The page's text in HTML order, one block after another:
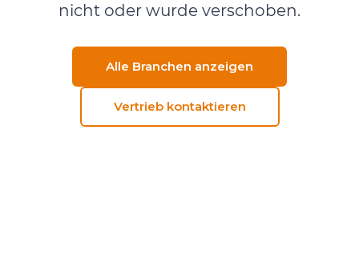
nicht oder wurde verschoben.
Alle Branchen anzeigen
Vertrieb kontaktieren